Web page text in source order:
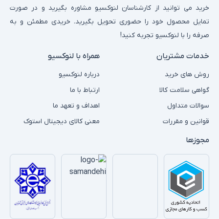
می‌دهند. این ویژگی برای کاربرانی که نیاز به دقت رنگ بالا دارند، مانند
طراحان گرافیک، ویرایشگران و تولیدکنندگان محتوا، یک مزیت بسیار
بزرگ است. پنل‌های IPS که در برخی از مدل‌های لنوو استفاده می‌شود،
نمایشگر نیز ثابت و روشن باقی می‌مانند.
تکنولوژی‌های حفاظتی و راحتی برای چشم
(کاهش نور آبی) را در بسیاری از مدل‌های خود گنجانده است. این
تکنولوژی‌ها به کاهش فشار چشم کمک کرده و باعث می‌شود که
کاربران بتوانند ساعت‌ها بدون احساس خستگی یا ناراحتی از مانیتور
استفاده کنند. به‌ویژه برای افرادی که زمان زیادی را پشت کامپیوتر
می‌گذرانند، این ویژگی‌ها می‌تواند تفاوت زیادی ایجاد کند و از آسیب‌های
چشم جلوگیری کند.
طراحی ارگونومیک و تنظیمات متنوع
طراحی ارگونومیک مانیتورهای لنوو به کاربران این امکان را می‌دهد که
خرید می توانید از کارشناسان لنوکسیو مشاوره بگیرید و در صورت
تمایل محصول خود را حضوری تحویل بگیرید. خریدی مطمئن و به
صرفه را با لنوکسیو تجربه کنید!
خدمات مشتریان
روش های خرید
گواهی سلامت کالا
سوالات متداول
قوانین و مقررات
همراه با لنوکسیو
درباره لنوکسیو
ارتباط با ما
اهداف و تعهد ما
معنی کالای دیجیتال استوک
مجوزها